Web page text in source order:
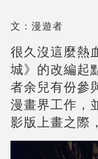
文：漫遊者
很久沒這麼熱
城》的改編起
者余兒有份參
漫畫界工作，
影版上畫之際